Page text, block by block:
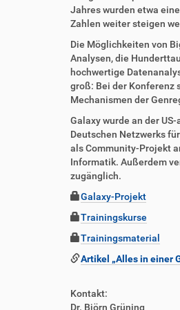
z
u
g
r
i
f
f
l
a
k
t
i
o
n
n
Jahres wurden etwa
Zahlen weiter steigen
Die Möglichkeiten von
Analysen, die
hochwertige
groß: Bei der Konferenz
Mechanismen der
Galaxy wurde an der
Deutschen Netzwerks
als Community-Projekt
Informatik. Außerdem
zugänglich.
Galaxy-Projekt
Trainingskurse
Trainingsmaterial
Artikel „Alles in einer
Kontakt:
Dr. Björn Grüning